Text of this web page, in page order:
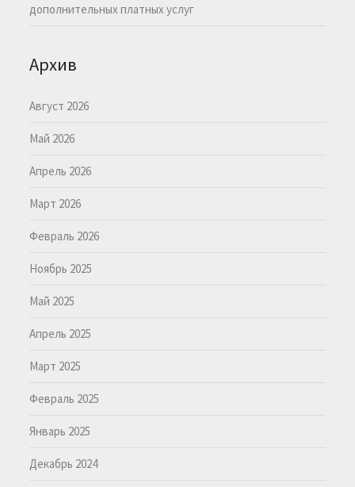
дополнительных платных услуг
Архив
Август 2026
Май 2026
Апрель 2026
Март 2026
Февраль 2026
Ноябрь 2025
Май 2025
Апрель 2025
Март 2025
Февраль 2025
Январь 2025
Декабрь 2024